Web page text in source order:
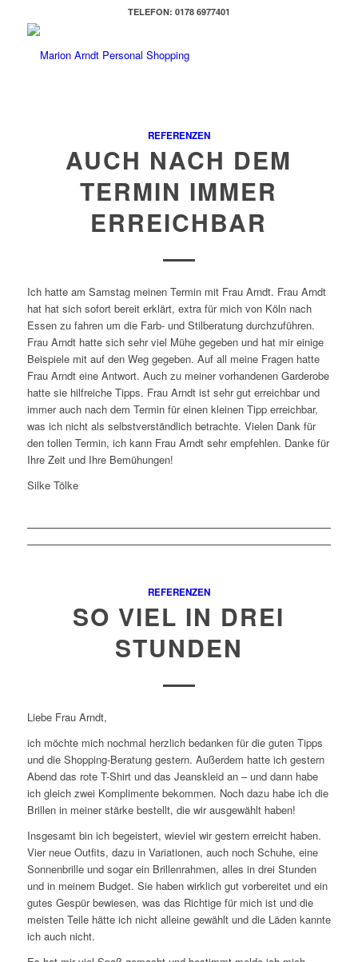
TELEFON: 0178 6977401
REFERENZEN
AUCH NACH DEM
TERMIN IMMER
ERREICHBAR
Ich hatte am Samstag meinen Termin mit Frau Arndt. Frau Arndt
hat hat sich sofort bereit erklärt, extra für mich von Köln nach
Essen zu fahren um die Farb- und Stilberatung durchzuführen.
Frau Arndt hatte sich sehr viel Mühe gegeben und hat mir einige
Beispiele mit auf den Weg gegeben. Auf all meine Fragen hatte
Frau Arndt eine Antwort. Auch zu meiner vorhandenen Garderobe
hatte sie hilfreiche Tipps. Frau Arndt ist sehr gut erreichbar und
immer auch nach dem Termin für einen kleinen Tipp erreichbar,
was ich nicht als selbstverständlich betrachte. Vielen Dank für
den tollen Termin, ich kann Frau Arndt sehr empfehlen. Danke für
Ihre Zeit und Ihre Bemühungen!
Silke Tölke
REFERENZEN
SO VIEL IN DREI
STUNDEN
Liebe Frau Arndt,
ich möchte mich nochmal herzlich bedanken für die guten Tipps
und die Shopping-Beratung gestern. Außerdem hatte ich gestern
Abend das rote T-Shirt und das Jeanskleid an – und dann habe
ich gleich zwei Komplimente bekommen. Noch dazu habe ich die
Brillen in meiner stärke bestellt, die wir ausgewählt haben!
Insgesamt bin ich begeistert, wieviel wir gestern erreicht haben.
Vier neue Outfits, dazu in Variationen, auch noch Schuhe, eine
Sonnenbrille und sogar ein Brillenrahmen, alles in drei Stunden
und in meinem Budget. Sie haben wirklich gut vorbereitet und ein
gutes Gespür bewiesen, was das Richtige für mich ist und die
meisten Teile hätte ich nicht alleine gewählt und die Läden kannte
ich auch nicht.